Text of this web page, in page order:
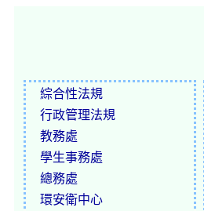
綜合性法規
行政管理法規
教務處
學生事務處
總務處
環安衛中心